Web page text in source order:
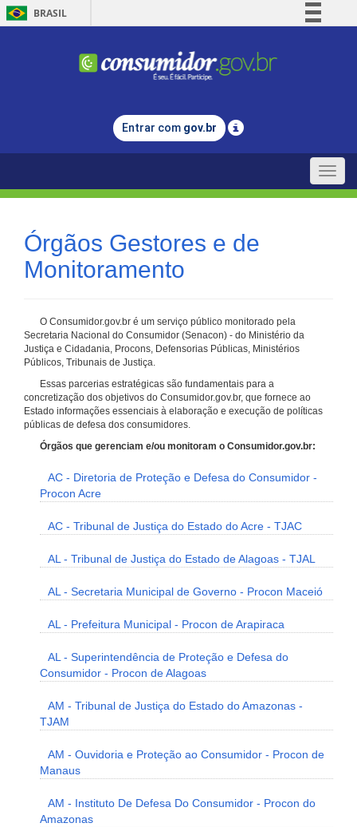
BRASIL
Comunica BR
Legislação
Entrar com gov.br
Toggle
Órgãos Gestores e de
Monitoramento
O Consumidor.gov.br é um serviço público monitorado pela
Secretaria Nacional do Consumidor (Senacon) - do Ministério da
Justiça e Cidadania, Procons, Defensorias Públicas, Ministérios
Públicos, Tribunais de Justiça.
Essas parcerias estratégicas são fundamentais para a
concretização dos objetivos do Consumidor.gov.br, que fornece ao
Estado informações essenciais à elaboração e execução de políticas
públicas de defesa dos consumidores.
Órgãos que gerenciam e/ou monitoram o Consumidor.gov.br:
AC - Diretoria de Proteção e Defesa do Consumidor -
Procon Acre
AC - Tribunal de Justiça do Estado do Acre - TJAC
AL - Tribunal de Justiça do Estado de Alagoas - TJAL
AL - Secretaria Municipal de Governo - Procon Maceió
AL - Prefeitura Municipal - Procon de Arapiraca
AL - Superintendência de Proteção e Defesa do
Consumidor - Procon de Alagoas
AM - Tribunal de Justiça do Estado do Amazonas -
TJAM
AM - Ouvidoria e Proteção ao Consumidor - Procon de
Manaus
AM - Instituto De Defesa Do Consumidor - Procon do
Amazonas